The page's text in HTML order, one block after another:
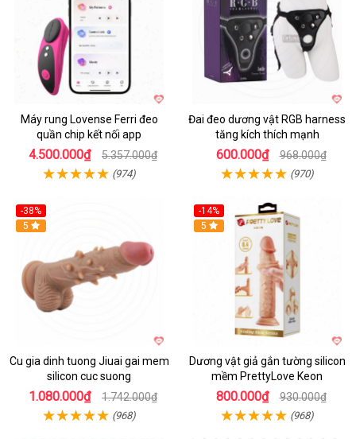
Máy rung Lovense Ferri đeo
quần chip kết nối app
4.500.000₫ 5.357.000₫
(974)
Đai đeo dương vật RGB harness
tăng kích thích mạnh
600.000₫ 968.000₫
(970)
-38%
5
Cu gia dinh tuong Jiuai gai mem
silicon cuc suong
1.080.000₫ 1.742.000₫
(968)
-14%
5
Dương vật giả gắn tường silicon
mềm PrettyLove Keon
800.000₫ 930.000₫
(968)